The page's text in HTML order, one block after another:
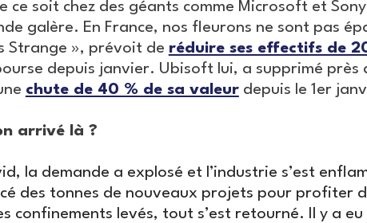
ce soit chez des géants comme Microsoft et
galère. En France, nos fleurons ne sont pas
Strange », prévoit de réduire ses effectifs de
depuis janvier. Ubisoft lui, a supprimé près
chute de 40 % de sa valeurdepuis le 1er
arrivé là ?
la demande a explosé et l’industrie s’est
des tonnes de nouveaux projets pour profiter
confinements levés, tout s’est retourné. Il y a